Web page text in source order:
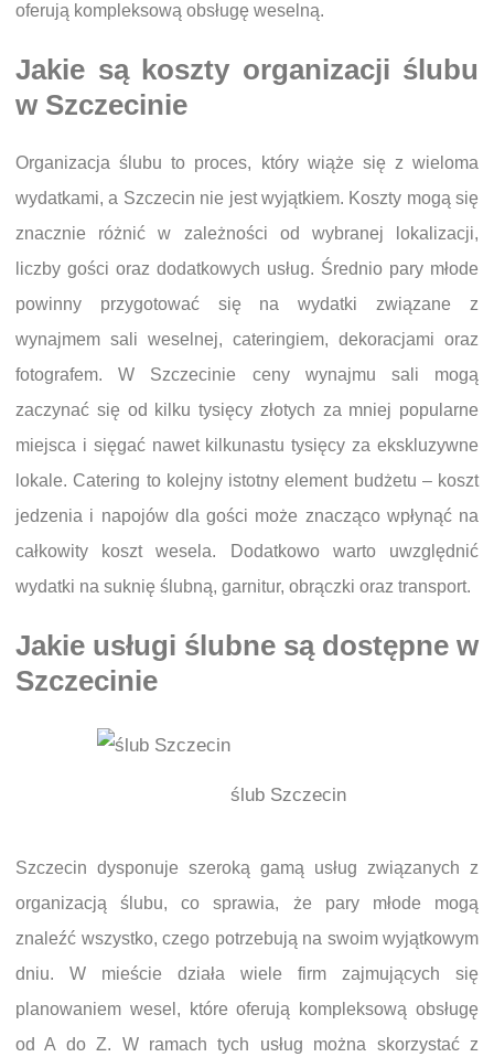
oferują kompleksową obsługę weselną.
Jakie są koszty organizacji ślubu
w Szczecinie
Organizacja ślubu to proces, który wiąże się z wieloma
wydatkami, a Szczecin nie jest wyjątkiem. Koszty mogą się
znacznie różnić w zależności od wybranej lokalizacji,
liczby gości oraz dodatkowych usług. Średnio pary młode
powinny przygotować się na wydatki związane z
wynajmem sali weselnej, cateringiem, dekoracjami oraz
fotografem. W Szczecinie ceny wynajmu sali mogą
zaczynać się od kilku tysięcy złotych za mniej popularne
miejsca i sięgać nawet kilkunastu tysięcy za ekskluzywne
lokale. Catering to kolejny istotny element budżetu – koszt
jedzenia i napojów dla gości może znacząco wpłynąć na
całkowity koszt wesela. Dodatkowo warto uwzględnić
wydatki na suknię ślubną, garnitur, obrączki oraz transport.
Jakie usługi ślubne są dostępne w
Szczecinie
ślub Szczecin
Szczecin dysponuje szeroką gamą usług związanych z
organizacją ślubu, co sprawia, że pary młode mogą
znaleźć wszystko, czego potrzebują na swoim wyjątkowym
dniu. W mieście działa wiele firm zajmujących się
planowaniem wesel, które oferują kompleksową obsługę
od A do Z. W ramach tych usług można skorzystać z